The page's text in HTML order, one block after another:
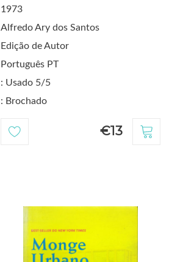
1973
Alfredo Ary dos Santos
Edição de Autor
Português PT
: Usado 5/5
: Brochado
€13